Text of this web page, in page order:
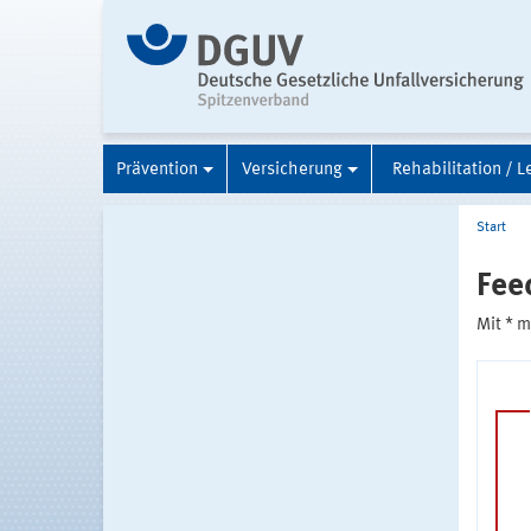
Prävention Versicherung Rehabilitation /
Start
Mit *